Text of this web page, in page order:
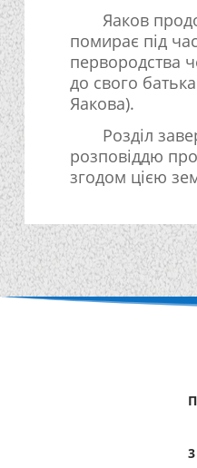
Яаков
помирає під
первородства
до свого
Яакова).
Розділ
розповіддю
згодом цією
3